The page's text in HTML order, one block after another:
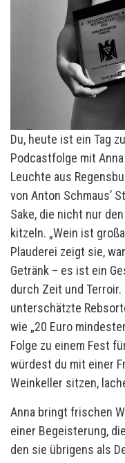
Du, heute ist ein Tag
Podcastfolge mit
Leuchte aus
von Anton Schmaus’
Sake, die nicht nur
kitzeln. „Wein ist
Plauderei zeigt sie,
Getränk – es ist ein
durch Zeit und
unterschätzte
wie „20 Euro
Folge zu einem Fest
würdest du mit einer
Weinkeller sitzen,
Anna bringt frischen
einer Begeisterung,
den sie übrigens als